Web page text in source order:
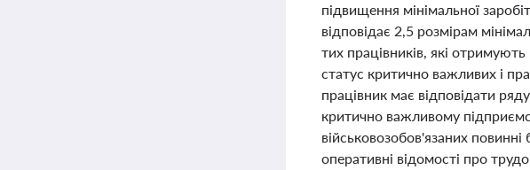
підвищення мінімальної
відповідає 2,5 розмірам
тих працівників, які
статус критично важливих і
працівник має відповідати
критично важливому
військовозобов'язаних
оперативні відомості про